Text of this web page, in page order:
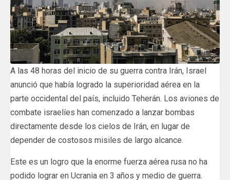
A las 48 horas del inicio de su guerra contra Irán, Israel
anunció que había logrado la superioridad aérea en la
parte occidental del país, incluido Teherán. Los aviones de
combate israelíes han comenzado a lanzar bombas
directamente desde los cielos de Irán, en lugar de
depender de costosos misiles de largo alcance.
Este es un logro que la enorme fuerza aérea rusa no ha
podido lograr en Ucrania en 3 años y medio de guerra.